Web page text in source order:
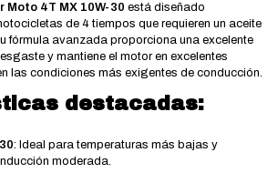
Moto 4T MX 10W-30 está diseñado
de 4 tiempos que requieren un aceite
fórmula avanzada proporciona una excelente
y mantiene el motor en excelentes
las condiciones más exigentes de conducción.
destacadas:
: Ideal para temperaturas más bajas y
moderada.